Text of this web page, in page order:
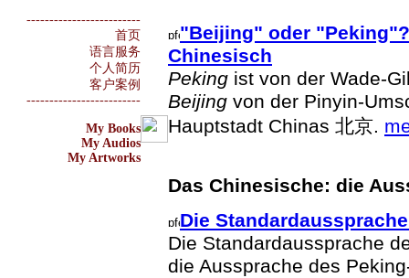
-------------------------
首页
语言服务
个人简历
客户案例
-------------------------
My Books
My Audios
My Artworks
"Beijing" oder
Chinesisch
Peking ist von der Wade-
Beijing von der Pinyin-
Hauptstadt Chinas 北京.
Das Chinesische: die
Die
Die Standardaussprache
die Aussprache des